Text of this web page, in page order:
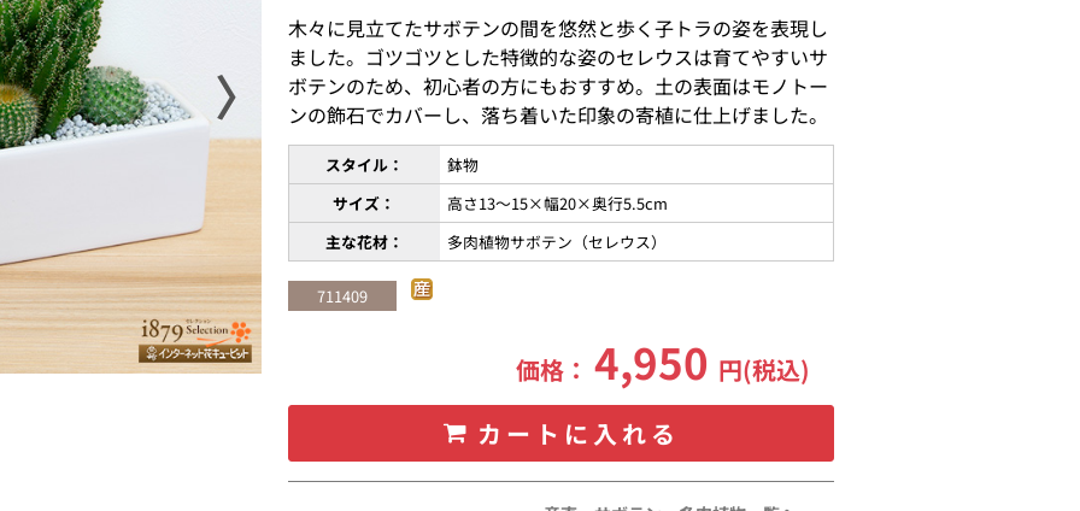
〉
木々に見立てたサボテンの間を悠然と歩く子トラの姿を表現し
ました。ゴツゴツとした特徴的な姿のセレウスは育てやすいサ
ボテンのため、初心者の方にもおすすめ。土の表面はモノトー
ンの飾石でカバーし、落ち着いた印象の寄植に仕上げました。
スタイル：
鉢物
サイズ：
高さ13〜15×幅20×奥行5.5cm
主な花材：
多肉植物サボテン（セレウス）
711409
価格：4,950 円(税込)
カートに入れる